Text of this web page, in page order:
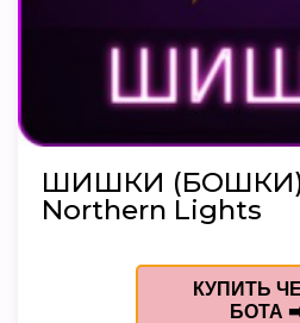
ШИШКИ
Northern Lights
КУПИТЬ
БОТА